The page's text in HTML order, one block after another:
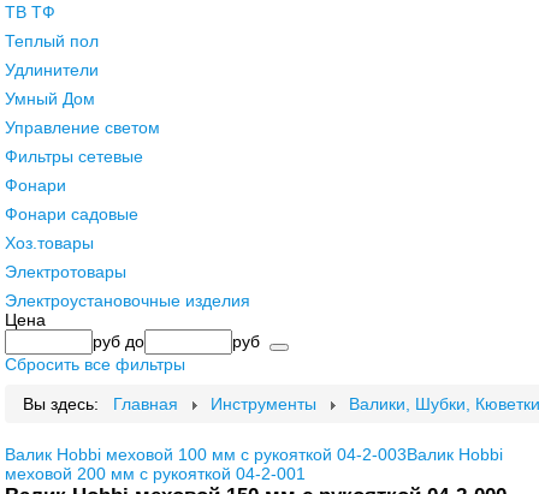
ТВ ТФ
Теплый пол
Удлинители
Умный Дом
Управление светом
Фильтры сетевые
Фонари
Фонари садовые
Хоз.товары
Электротовары
Электроустановочные изделия
Цена
руб до
руб
Сбросить все фильтры
Вы здесь: Главная Инструменты Валики, Шубки,
Валик Hobbi меховой 100 мм с рукояткой 04-2-003Валик Hobbi
меховой 200 мм с рукояткой 04-2-001